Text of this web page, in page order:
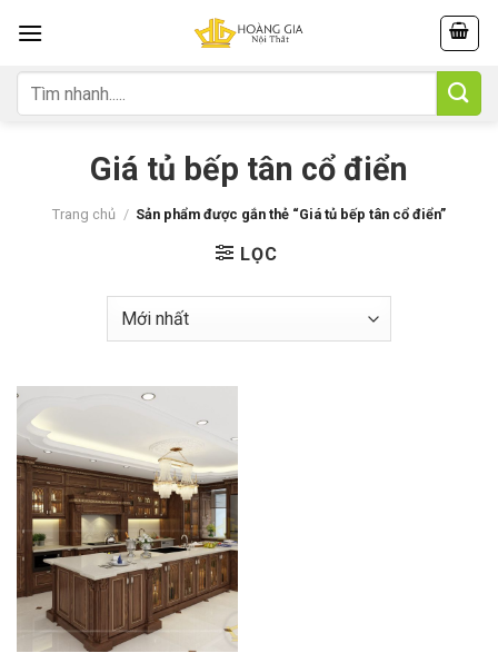
content
Tìm
kiếm:
Giá tủ bếp tân cổ điển
Trang chủ / Sản phẩm được gắn thẻ “Giá tủ bếp tân cổ điển”
LỌC